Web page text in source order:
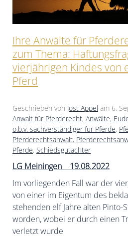
Ihre Anwälte für
zum Thema:
vierjährigen Kindes von
Pferd
Geschrieben von Jost Appel am 6.
Anwalt für Pferderecht, Anwälte,
ö.b.v. sachverständiger für Pferde,
Pferderechtsanwalt,
Pferde, Schiedsgutachter
LG Meiningen 19.08.2022
Im vorliegenden Fall war der
von einer im Eigentum des
stehenden elf Jahre alten Pinto-
worden, wobei er durch einen
verletzt wurde